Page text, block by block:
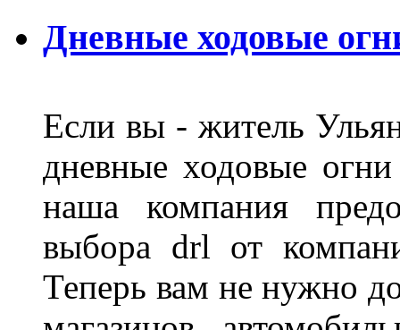
Дневные ходовые
Если вы - житель
дневные ходовые
наша компания
выбора drl от
Теперь вам не нужно